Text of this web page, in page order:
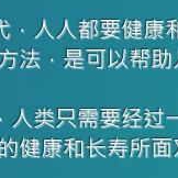
人人都要健康
法，是可以帮
类只需要经过
健康和长寿所面